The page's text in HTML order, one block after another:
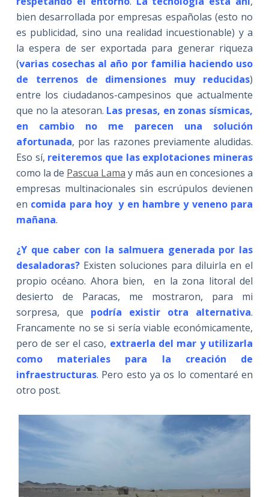
bien desarrollada por empresas españolas (esto no
es publicidad, sino una realidad incuestionable) y a
la espera de ser exportada para generar riqueza
(varias cosechas al año por familia haciendo uso
de terrenos de dimensiones muy reducidas)
entre los ciudadanos-campesinos que actualmente
que no la atesoran. Las presas, en zonas sísmicas,
en cambio no me parecen una solución
afortunada, por las razones previamente aludidas.
Eso sí, reiteremos que las explotaciones mineras
como la de Pascua Lama y más aun en concesiones a
empresas multinacionales sin escrúpulos devienen
en comida para hoy y en hambre y veneno para
mañana.
¿Y que caber con la salmuera generada por las
desaladoras?Existen soluciones para diluirla en el
propio océano. Ahora bien, en la zona litoral del
desierto de Paracas, me mostraron, para mi
sorpresa, que podría existir otra alternativa.
Francamente no se si sería viable económicamente,
pero de ser el caso, extraerla del mar y utilizarla
como materiales para la creación de
infraestructuras. Pero esto ya os lo comentaré en
otro post.